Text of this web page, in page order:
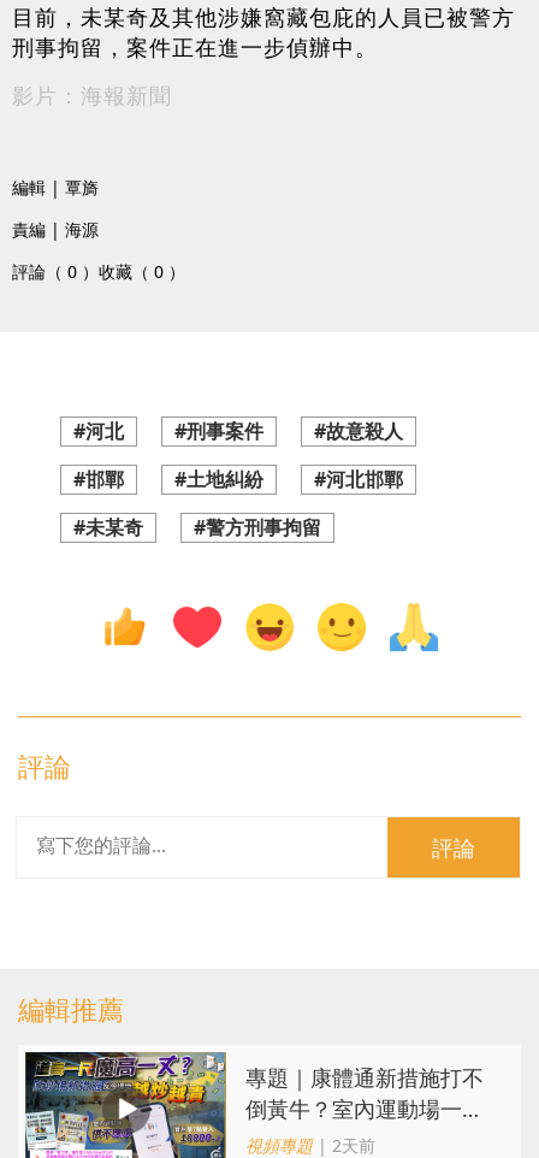
目前，未某奇及其他涉嫌窩藏包庇的人員已被警方
刑事拘留，案件正在進一步偵辦中。
影片：海報新聞
編輯 | 覃旖
責編 | 海源
評論（ 0 ） 收藏（ 0 ）
#河北 #刑事案件
#故意殺人
#邯鄲
#土地糾紛
#河北邯鄲
#未某奇
#警方刑事拘留
評論
評論
編輯推薦
專題｜康體通新措施打不
倒黃牛？室內運動場一場
難求越炒越貴
視頻專題| 2天前